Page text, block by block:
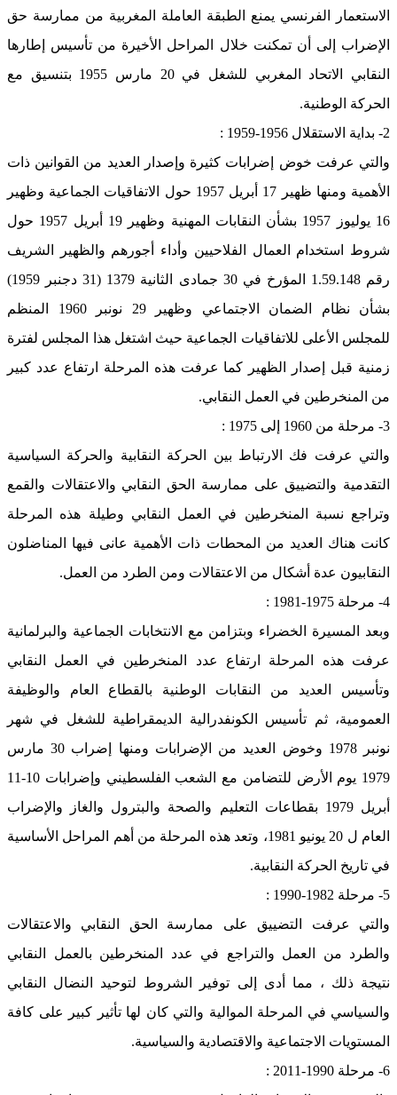
الاستعمار الفرنسي يمنع الطبقة العاملة المغربية من ممارسة حق
الإضراب إلى أن تمكنت خلال المراحل الأخيرة من تأسيس إطارها
النقابي الاتحاد المغربي للشغل في 20 مارس 1955 بتنسيق مع
الحركة الوطنية.
2- بداية الاستقلال 1956-1959 :
والتي عرفت خوض إضرابات كثيرة وإصدار العديد من القوانين ذات
الأهمية ومنها ظهير 17 أبريل 1957 حول الاتفاقيات الجماعية وظهير
16 يوليوز 1957 بشأن النقابات المهنية وظهير 19 أبريل 1957 حول
شروط استخدام العمال الفلاحيين وأداء أجورهم والظهير الشريف
رقم 1.59.148 المؤرخ في 30 جمادى الثانية 1379 (31 دجنبر 1959)
بشأن نظام الضمان الاجتماعي وظهير 29 نونبر 1960 المنظم
للمجلس الأعلى للاتفاقيات الجماعية حيث اشتغل هذا المجلس لفترة
زمنية قبل إصدار الظهير كما عرفت هذه المرحلة ارتفاع عدد كبير
من المنخرطين في العمل النقابي.
3- مرحلة من 1960 إلى 1975 :
والتي عرفت فك الارتباط بين الحركة النقابية والحركة السياسية
التقدمية والتضييق على ممارسة الحق النقابي والاعتقالات والقمع
وتراجع نسبة المنخرطين في العمل النقابي وطيلة هذه المرحلة
كانت هناك العديد من المحطات ذات الأهمية عانى فيها المناضلون
النقابيون عدة أشكال من الاعتقالات ومن الطرد من العمل.
4- مرحلة 1975-1981 :
وبعد المسيرة الخضراء وبتزامن مع الانتخابات الجماعية والبرلمانية
عرفت هذه المرحلة ارتفاع عدد المنخرطين في العمل النقابي
وتأسيس العديد من النقابات الوطنية بالقطاع العام والوظيفة
العمومية، ثم تأسيس الكونفدرالية الديمقراطية للشغل في شهر
نونبر 1978 وخوض العديد من الإضرابات ومنها إضراب 30 مارس
1979 يوم الأرض للتضامن مع الشعب الفلسطيني وإضرابات 10-11
أبريل 1979 بقطاعات التعليم والصحة والبترول والغاز والإضراب
العام ل 20 يونيو 1981، وتعد هذه المرحلة من أهم المراحل الأساسية
في تاريخ الحركة النقابية.
5- مرحلة 1982-1990 :
والتي عرفت التضييق على ممارسة الحق النقابي والاعتقالات
والطرد من العمل والتراجع في عدد المنخرطين بالعمل النقابي
نتيجة ذلك ، مما أدى إلى توفير الشروط لتوحيد النضال النقابي
والسياسي في المرحلة الموالية والتي كان لها تأثير كبير على كافة
المستويات الاجتماعية والاقتصادية والسياسية.
6- مرحلة 1990-2011 :